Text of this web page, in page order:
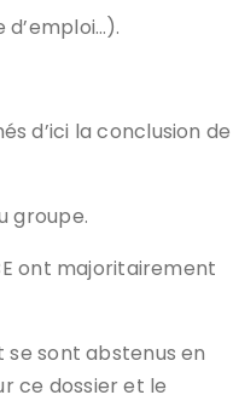
d’ici la conclusion de
groupe.
ont majoritairement
sont abstenus en
ce dossier et le